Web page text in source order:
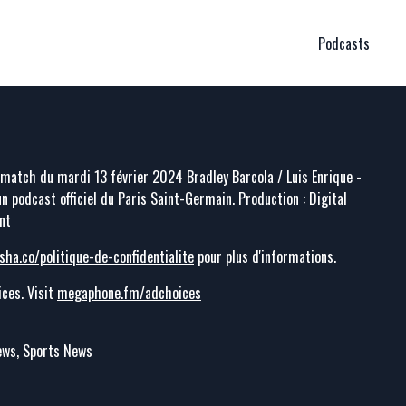
Podcasts
du mardi 13 février 2024 Bradley Barcola / Luis Enrique -
podcast officiel du Paris Saint-Germain. Production : Digital
politique-de-confidentialite pour plus d'informations.
Visit megaphone.fm/adchoices
Sports News